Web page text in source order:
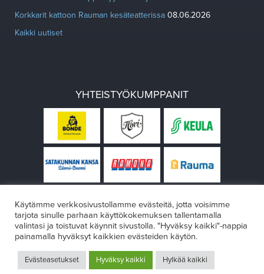
Korkkarit kattoon Rauman kesäteatterissa 08.06.2026
Kaikki uutiset
YHTEISTYÖKUMPPANIT
Design:VÄRIKÄS
Käytämme verkkosivustollamme evästeitä, jotta voisimme
tarjota sinulle parhaan käyttökokemuksen tallentamalla
valintasi ja toistuvat käynnit sivustolla. "Hyväksy kaikki"-nappia
painamalla hyväksyt kaikkien evästeiden käytön.
Evästeasetukset Hyväksy kaikki Hylkää kaikki